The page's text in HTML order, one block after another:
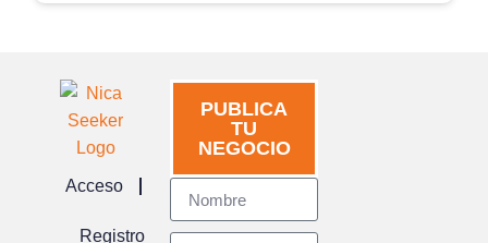
Acceso
Registro
PUBLICA
TU
NEGOCIO